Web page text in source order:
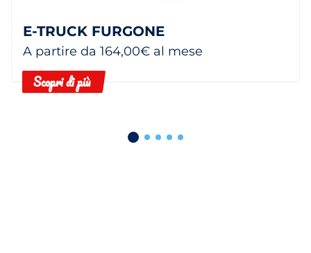
E-TRUCK FURGONE
A partire da 164,00€ al mese
Scopri di più